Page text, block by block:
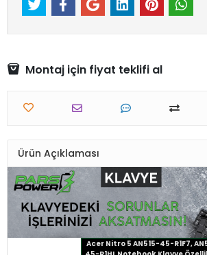
Montaj için fiyat teklifi al
Ürün Açıklaması
Acer Nitro 5 AN515-45-R1F7,